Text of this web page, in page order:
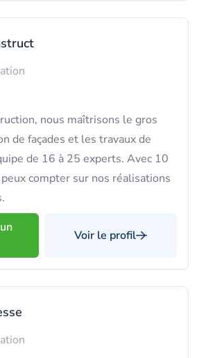
nous maîtrisons le gros
de façades et les travaux de
de 16 à 25 experts. Avec 10
compter sur nos réalisations
Voir le profil